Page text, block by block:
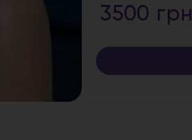
3500 грн